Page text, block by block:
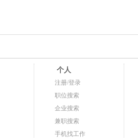
个人
注册/登录
职位搜索
企业搜索
兼职搜索
手机找工作